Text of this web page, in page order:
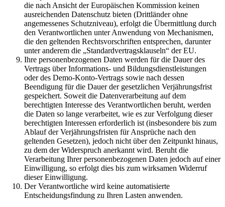
die nach Ansicht der Europäischen Kommission keinen
ausreichenden Datenschutz bieten (Drittländer ohne
angemessenes Schutzniveau), erfolgt die Übermittlung durch
den Verantwortlichen unter Anwendung von Mechanismen,
die den geltenden Rechtsvorschriften entsprechen, darunter
unter anderem die „Standardvertragsklauseln“ der EU.
Ihre personenbezogenen Daten werden für die Dauer des
Vertrags über Informations- und Bildungsdienstleistungen
oder des Demo-Konto-Vertrags sowie nach dessen
Beendigung für die Dauer der gesetzlichen Verjährungsfrist
gespeichert. Soweit die Datenverarbeitung auf dem
berechtigten Interesse des Verantwortlichen beruht, werden
die Daten so lange verarbeitet, wie es zur Verfolgung dieser
berechtigten Interessen erforderlich ist (insbesondere bis zum
Ablauf der Verjährungsfristen für Ansprüche nach den
geltenden Gesetzen), jedoch nicht über den Zeitpunkt hinaus,
zu dem der Widerspruch anerkannt wird. Beruht die
Verarbeitung Ihrer personenbezogenen Daten jedoch auf einer
Einwilligung, so erfolgt dies bis zum wirksamen Widerruf
dieser Einwilligung.
Der Verantwortliche wird keine automatisierte
Entscheidungsfindung zu Ihren Lasten anwenden.